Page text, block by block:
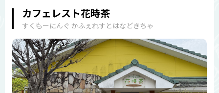
カフェレスト花時茶
すくもーにんぐ かふぇれすとはなどきちゃ